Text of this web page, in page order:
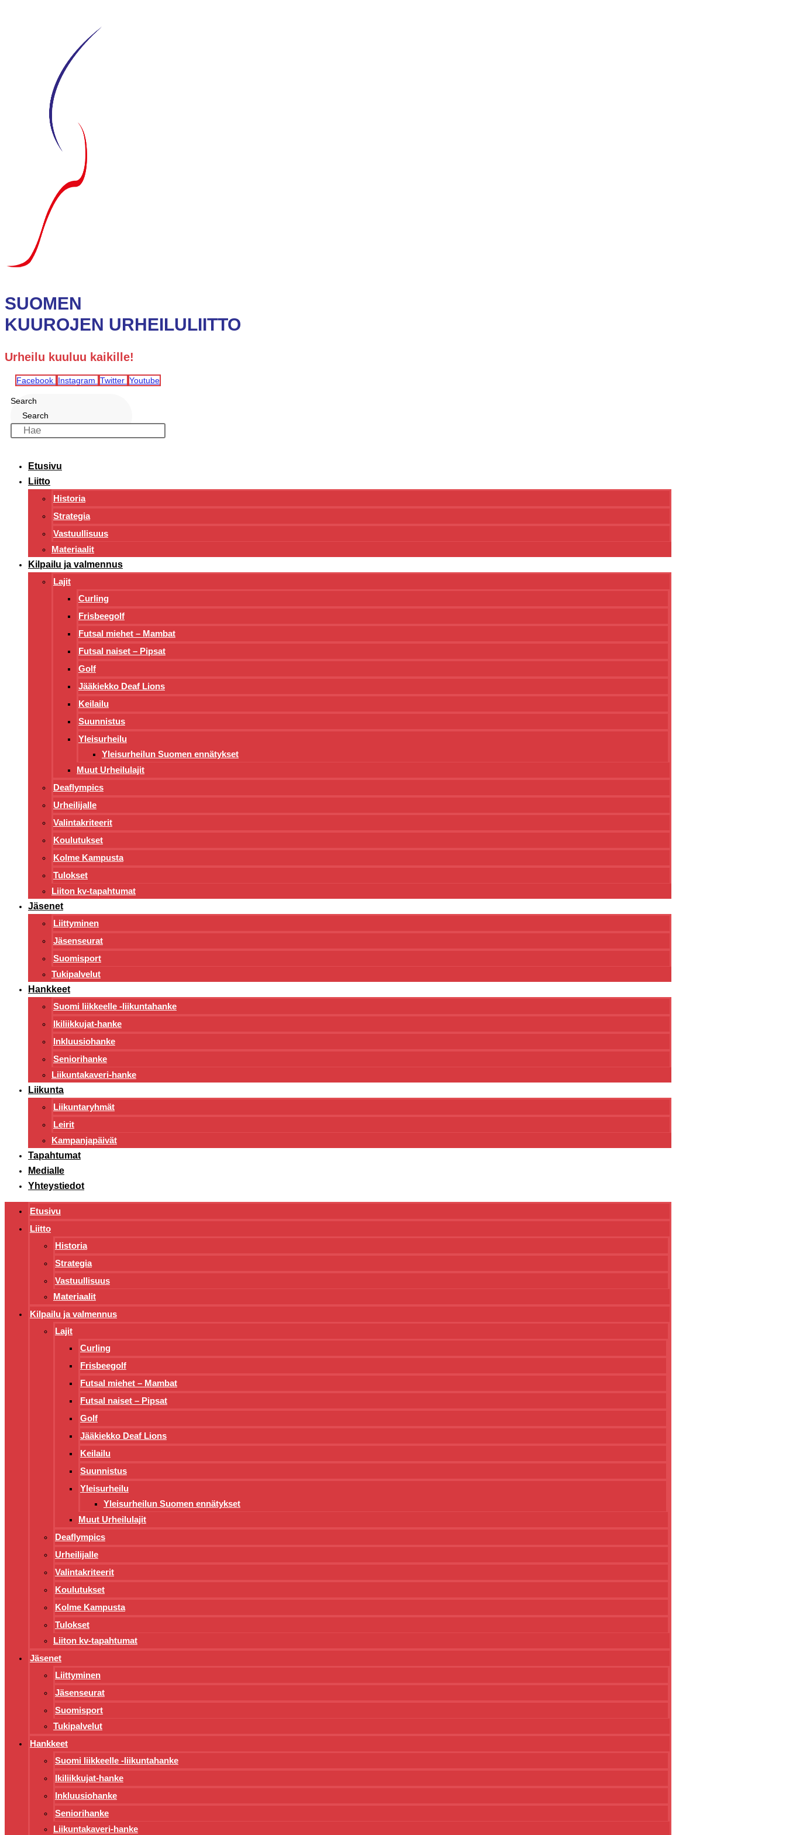
SUOMEN
KUUROJEN URHEILULIITTO
Urheilu kuuluu kaikille!
Facebook Instagram Twitter Youtube
Search
Search
Etusivu
Liitto
Historia
Strategia
Vastuullisuus
Materiaalit
Kilpailu ja valmennus
Lajit
Curling
Frisbeegolf
Futsal miehet – Mambat
Futsal naiset – Pipsat
Golf
Jääkiekko Deaf Lions
Keilailu
Suunnistus
Yleisurheilu
Yleisurheilun Suomen ennätykset
Muut Urheilulajit
Deaflympics
Urheilijalle
Valintakriteerit
Koulutukset
Kolme Kampusta
Tulokset
Liiton kv-tapahtumat
Jäsenet
Liittyminen
Jäsenseurat
Suomisport
Tukipalvelut
Hankkeet
Suomi liikkeelle -liikuntahanke
Ikiliikkujat-hanke
Inkluusiohanke
Seniorihanke
Liikuntakaveri-hanke
Liikunta
Liikuntaryhmät
Leirit
Kampanjapäivät
Tapahtumat
Medialle
Yhteystiedot
Etusivu
Liitto
Historia
Strategia
Vastuullisuus
Materiaalit
Kilpailu ja valmennus
Lajit
Curling
Frisbeegolf
Futsal miehet – Mambat
Futsal naiset – Pipsat
Golf
Jääkiekko Deaf Lions
Keilailu
Suunnistus
Yleisurheilu
Yleisurheilun Suomen ennätykset
Muut Urheilulajit
Deaflympics
Urheilijalle
Valintakriteerit
Koulutukset
Kolme Kampusta
Tulokset
Liiton kv-tapahtumat
Jäsenet
Liittyminen
Jäsenseurat
Suomisport
Tukipalvelut
Hankkeet
Suomi liikkeelle -liikuntahanke
Ikiliikkujat-hanke
Inkluusiohanke
Seniorihanke
Liikuntakaveri-hanke